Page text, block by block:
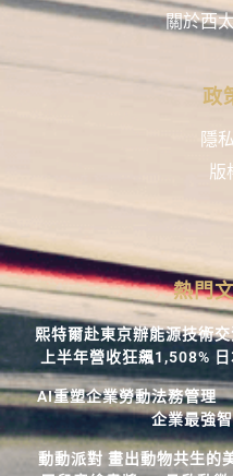
關於西
政
隱
版
熱門
熙特爾赴東京辦能源技術
上半年營收狂飆1,508%
AI重塑企業勞動法務管理
企業最強
動動派對 畫出動物共生的